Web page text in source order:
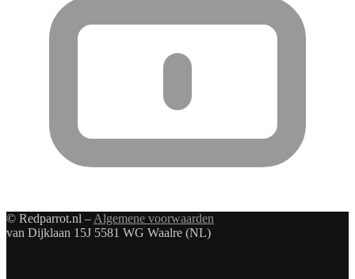
© Redparrot.nl – Algemene voorwaarden
van Dijklaan 15J 5581 WG Waalre (NL)